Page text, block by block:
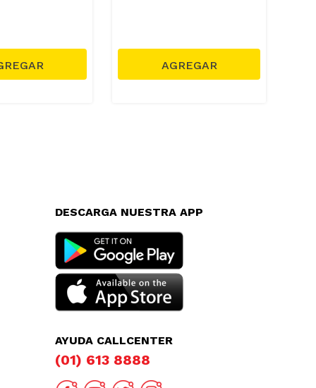
DESCARGA NUESTRA APP
AYUDA CALLCENTER
(01) 613 8888